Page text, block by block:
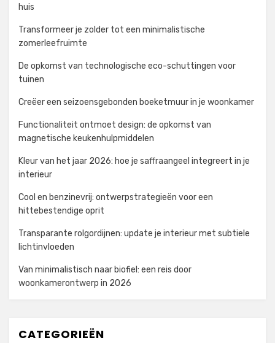
huis
Transformeer je zolder tot een minimalistische
zomerleefruimte
De opkomst van technologische eco-schuttingen voor
tuinen
Creëer een seizoensgebonden boeketmuur in je woonkamer
Functionaliteit ontmoet design: de opkomst van
magnetische keukenhulpmiddelen
Kleur van het jaar 2026: hoe je saffraangeel integreert in je
interieur
Cool en benzinevrij: ontwerpstrategieën voor een
hittebestendige oprit
Transparante rolgordijnen: update je interieur met subtiele
lichtinvloeden
Van minimalistisch naar biofiel: een reis door
woonkamerontwerp in 2026
CATEGORIEËN